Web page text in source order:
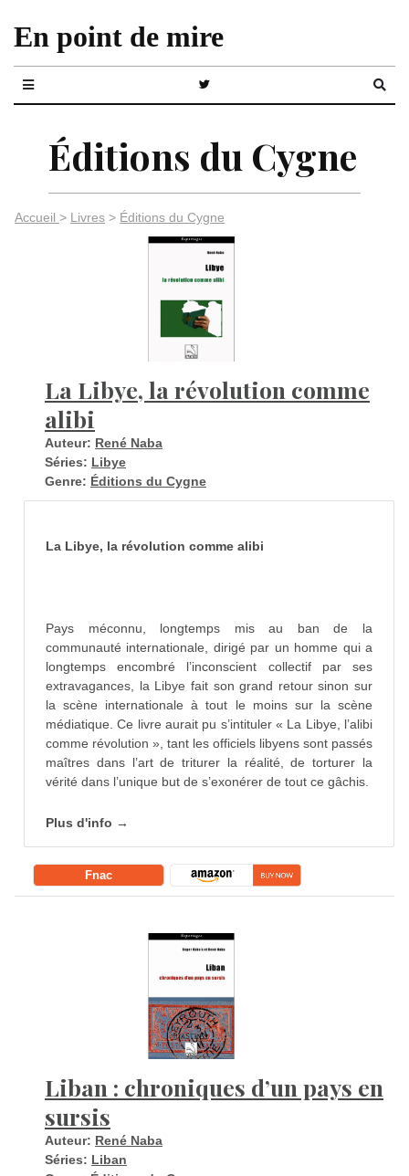
En point de mire
Éditions du Cygne
Accueil > Livres > Éditions du Cygne
La Libye, la révolution comme
alibi
Auteur: René Naba
Séries: Libye
Genre: Éditions du Cygne
La Libye, la révolution comme alibi
Pays méconnu, longtemps mis au ban de la
communauté internationale, dirigé par un homme qui a
longtemps encombré l’inconscient collectif par ses
extravagances, la Libye fait son grand retour sinon sur
la scène internationale à tout le moins sur la scène
médiatique. Ce livre aurait pu s’intituler « La Libye, l’alibi
comme révolution », tant les officiels libyens sont passés
maîtres dans l’art de triturer la réalité, de torturer la
vérité dans l’unique but de s’exonérer de tout ce gâchis.
Plus d'info →
Fnac
Liban : chroniques d’un pays en
sursis
Auteur: René Naba
Séries: Liban